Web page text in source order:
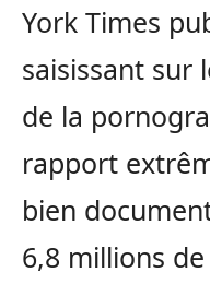
York Times
saisissant sur
de la
rapport
bien
6,8 millions